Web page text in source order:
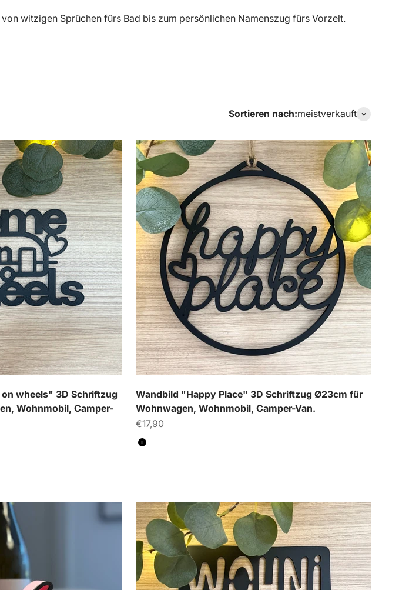
witzigen Sprüchen fürs Bad bis zum persönlichen Namenszug fürs Vorzelt.
Sortieren nach:meistverkauft
wheels" 3D Schriftzug
Wohnmobil, Camper-
Wandbild "Happy Place" 3D Schriftzug Ø23cm für
Wohnwagen, Wohnmobil, Camper-Van.
Angebot
€17,90
Farbe
Schwarz